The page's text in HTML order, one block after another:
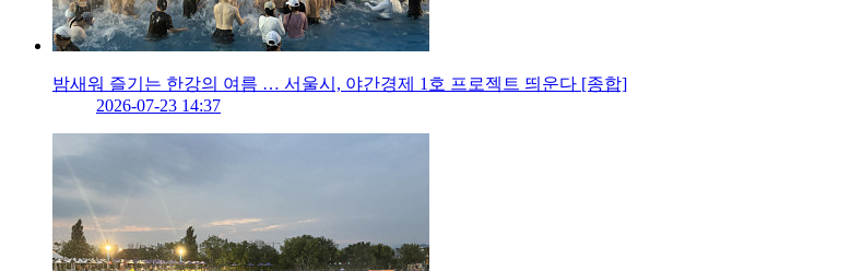
밤새워 즐기는 한강의 여름 … 서울시, 야간경제 1호 프로젝트 띄운다 [종합]
2026-07-23 14:37